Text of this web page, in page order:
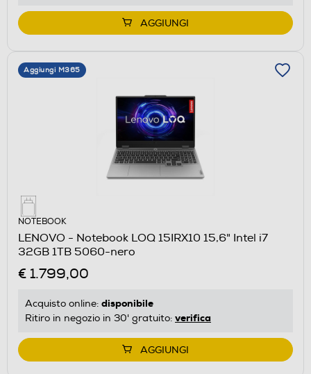
AGGIUNGI
Aggiungi M365
NOTEBOOK
LENOVO - Notebook LOQ 15IRX10 15,6" Intel i7
32GB 1TB 5060-nero
€ 1.799,00
Acquisto online: disponibile
Ritiro in negozio in 30' gratuito: verifica
AGGIUNGI